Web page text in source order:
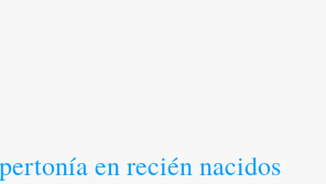
en recién nacidos